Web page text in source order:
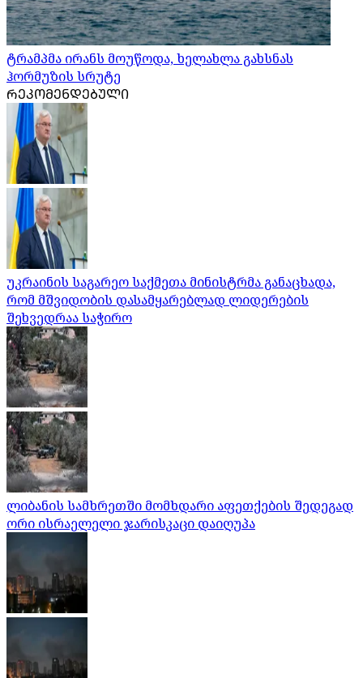
ტრამპმა ირანს მოუწოდა, ხელახლა გახსნას
ჰორმუზის სრუტე
ᲠᲔᲙᲝᲛᲔᲜᲓᲔᲑᲣᲚᲘ
უკრაინის საგარეო საქმეთა მინისტრმა განაცხადა,
რომ მშვიდობის დასამყარებლად ლიდერების
შეხვედრაა საჭირო
ლიბანის სამხრეთში მომხდარი აფეთქების შედეგად
ორი ისრაელელი ჯარისკაცი დაიღუპა